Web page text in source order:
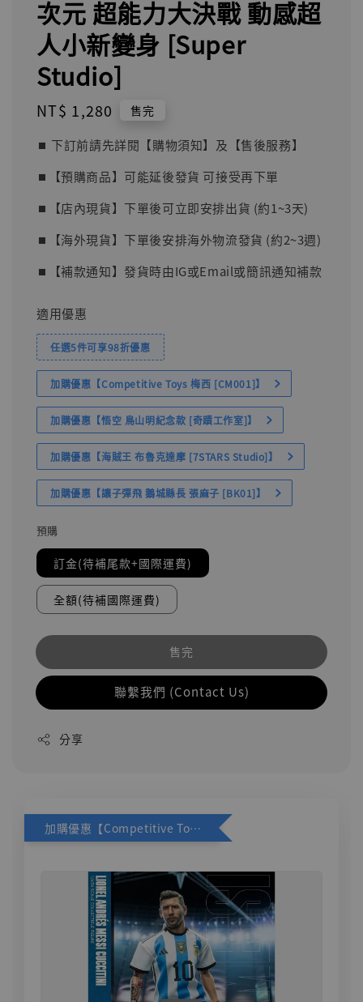
次元 超能力大決戰 動感超
人小新變身 [Super
Studio]
Regular
NT$ 1,280 售完
⏹︎ 下訂前請先詳閱【購物須知】及【售後服務】
⏹︎【預購商品】可能延後發貨 可接受再下單
⏹︎【店內現貨】下單後可立即安排出貨 (約1~3天)
⏹︎【海外現貨】下單後安排海外物流發貨 (約2~3週)
⏹︎【補款通知】發貨時由IG或Email或簡訊通知補款
適用優惠
任選5件可享98折優惠
加購優惠【Competitive Toys 梅西 [CM001]】
加購優惠【悟空 鳥山明紀念款 [奇蹟工作室]】
加購優惠【海賊王 布魯克達摩 [7STARS Studio]】
加購優惠【讓子彈飛 鵝城縣長 張麻子 [BK01]】
預購
訂金(待補尾款+國際運費)
全額(待補國際運費)
售完
聯繫我們 (Contact Us)
分享
加購優惠【Competitive Toys 梅西 [CM001]】